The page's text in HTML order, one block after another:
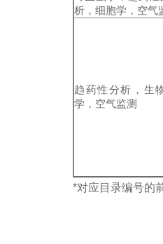
析，细胞学，空气
趋药性分析，生
学，空气监测
*对应目录编号的